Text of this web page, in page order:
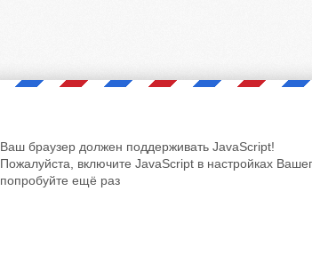
Ваш браузер должен поддерживать JavaScript!
Пожалуйста, включите JavaScript в настройках
попробуйте ещё раз